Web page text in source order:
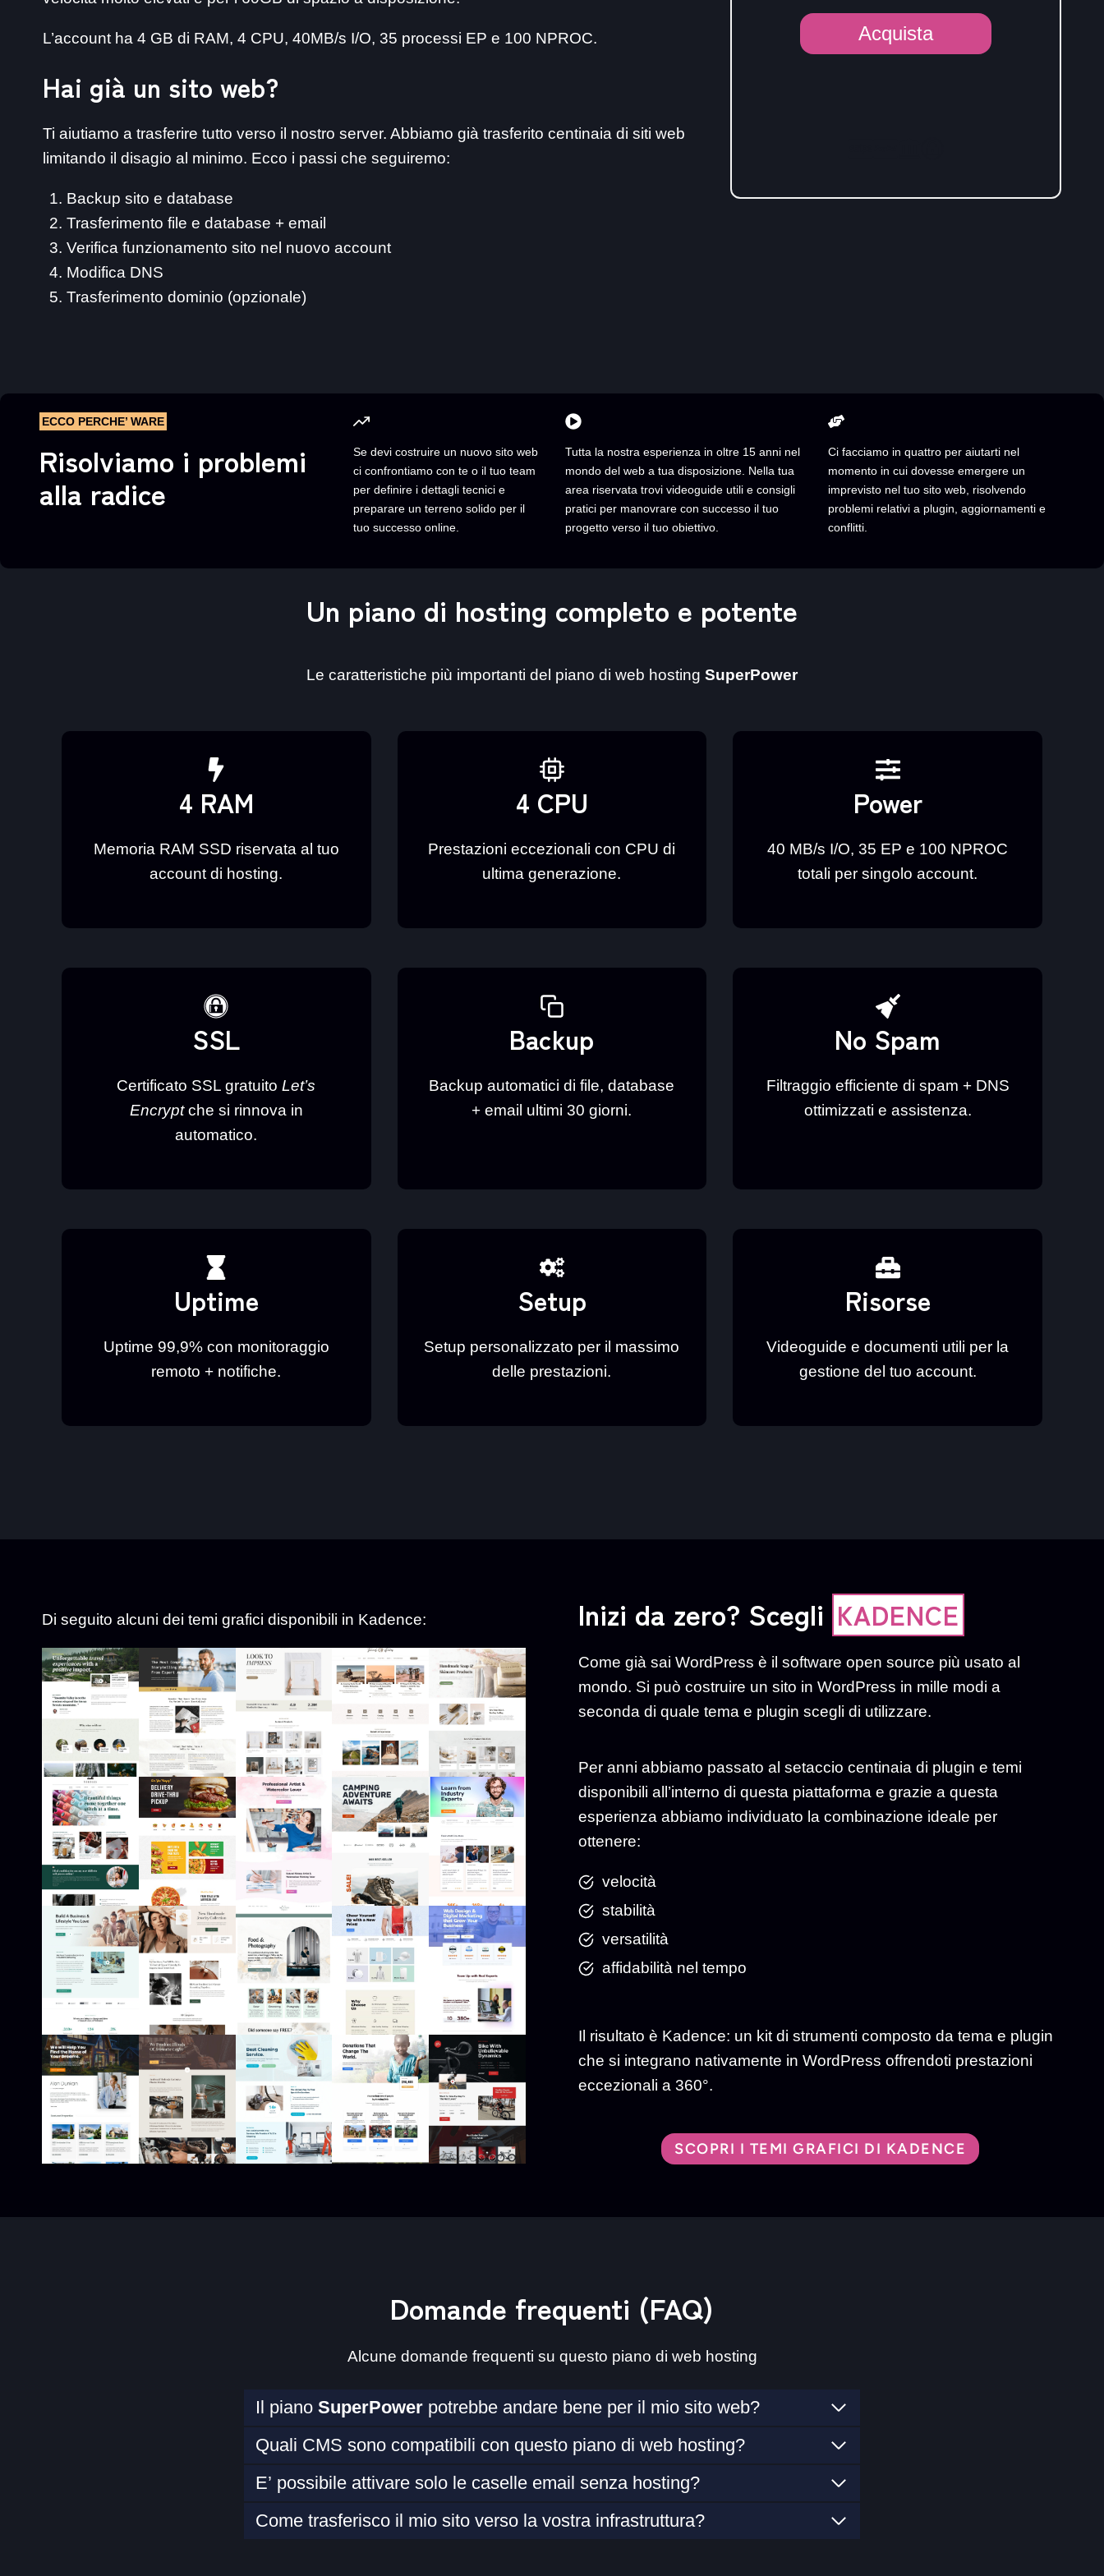
L’account ha 4 GB di RAM, 4 CPU, 40MB/s I/O, 35 processi EP e 100 NPROC.
Hai già un sito web?
Ti aiutiamo a trasferire tutto verso il nostro server. Abbiamo già trasferito centinaia di siti web
limitando il disagio al minimo. Ecco i passi che seguiremo:
Backup sito e database
Trasferimento file e database + email
Verifica funzionamento sito nel nuovo account
Modifica DNS
Trasferimento dominio (opzionale)
Hosting
SuperPower
Acquista
ECCO PERCHE’ WARE
Risolviamo i problemi
alla radice
Se devi costruire un nuovo sito web
ci confrontiamo con te o il tuo team
per definire i dettagli tecnici e
preparare un terreno solido per il
tuo successo online.
Tutta la nostra esperienza in oltre 15 anni nel
mondo del web a tua disposizione. Nella tua
area riservata trovi videoguide utili e consigli
pratici per manovrare con successo il tuo
progetto verso il tuo obiettivo.
Ci facciamo in quattro per aiutarti nel
momento in cui dovesse emergere un
imprevisto nel tuo sito web, risolvendo
problemi relativi a plugin, aggiornamenti e
conflitti.
Un piano di hosting completo e potente
Le caratteristiche più importanti del piano di web hosting SuperPower
4 RAM
Memoria RAM SSD riservata al tuo
account di hosting.
4 CPU
Prestazioni eccezionali con CPU di
ultima generazione.
Power
40 MB/s I/O, 35 EP e 100 NPROC
totali per singolo account.
SSL
Certificato SSL gratuitoLet’s
Encryptche si rinnova in
automatico.
Backup
Backup automatici di file, database
+ email ultimi 30 giorni.
No Spam
Filtraggio efficiente di spam + DNS
ottimizzati e assistenza.
Uptime
Uptime 99,9% con monitoraggio
remoto + notifiche.
Setup
Setup personalizzato per il massimo
delle prestazioni.
Risorse
Videoguide e documenti utili per la
gestione del tuo account.
Di seguito alcuni dei temi grafici disponibili in Kadence: Inizi da zero? Scegli KADENCE
Come già sai WordPress è il software open source più usato al
mondo. Si può costruire un sito in WordPress in mille modi a
seconda di quale tema e plugin scegli di utilizzare.
Per anni abbiamo passato al setaccio centinaia di plugin e temi
disponibili all’interno di questa piattaforma e grazie a questa
esperienza abbiamo individuato la combinazione ideale per
ottenere:
velocità
stabilità
versatilità
affidabilità nel tempo
Il risultato è Kadence: un kit di strumenti composto da tema e plugin
che si integrano nativamente in WordPress offrendoti prestazioni
eccezionali a 360°.
SCOPRI I TEMI GRAFICI DI KADENCE
Domande frequenti (FAQ)
Alcune domande frequenti su questo piano di web hosting
Il piano SuperPower potrebbe andare bene per il mio sito web?
Quali CMS sono compatibili con questo piano di web hosting?
E’ possibile attivare solo le caselle email senza hosting?
Come trasferisco il mio sito verso la vostra infrastruttura?